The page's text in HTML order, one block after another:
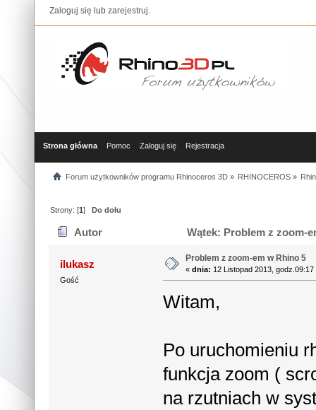
Zaloguj się lub zarejestruj.
Strona główna Pomoc Zaloguj się Rejestracja
Forum użytkowników programu Rhinoceros 3D» RHINOCEROS»
Strony: [1]Do dołu
Autor Wątek: Problem z zoom-
ilukasz
Gość
Problem z zoom-em w Rhino 5
«dnia: 12 Listopad 2013, godz.09:17
Witam,
Po uruchomieniu
funkcja zoom (
na rzutniach w